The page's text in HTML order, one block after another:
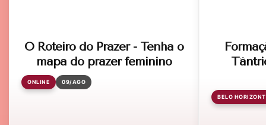
O Roteiro do Prazer - Tenha o
mapa do prazer feminino
ONLINE 09/AGO
BELO